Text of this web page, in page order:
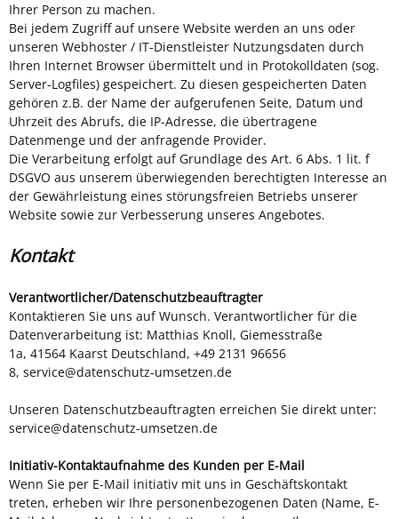
Ihrer Person zu machen.
Bei jedem Zugriff auf unsere Website werden an uns oder
unseren Webhoster / IT-Dienstleister Nutzungsdaten durch
Ihren Internet Browser übermittelt und in Protokolldaten (sog.
Server-Logfiles) gespeichert. Zu diesen gespeicherten Daten
gehören z.B. der Name der aufgerufenen Seite, Datum und
Uhrzeit des Abrufs, die IP-Adresse, die übertragene
Datenmenge und der anfragende Provider.
Die Verarbeitung erfolgt auf Grundlage des Art. 6 Abs. 1 lit. f
DSGVO aus unserem überwiegenden berechtigten Interesse an
der Gewährleistung eines störungsfreien Betriebs unserer
Website sowie zur Verbesserung unseres Angebotes.
Kontakt
Verantwortlicher/Datenschutzbeauftragter
Kontaktieren Sie uns auf Wunsch. Verantwortlicher für die
Datenverarbeitung ist: Matthias Knoll, Giemesstraße
1a, 41564 Kaarst Deutschland, +49 2131 96656
8, service@datenschutz-umsetzen.de
Unseren Datenschutzbeauftragten erreichen Sie direkt unter:
service@datenschutz-umsetzen.de
Initiativ-Kontaktaufnahme des Kunden per E-Mail
Wenn Sie per E-Mail initiativ mit uns in Geschäftskontakt
treten, erheben wir Ihre personenbezogenen Daten (Name, E-